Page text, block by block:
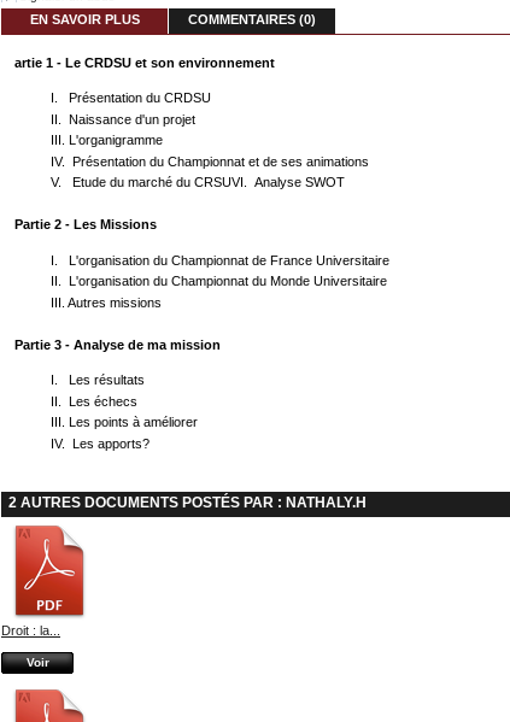
EN SAVOIR PLUS COMMENTAIRES (0)
artie 1 - Le CRDSU et son environnement
I. Présentation du CRDSU
II. Naissance d'un projet
III. L'organigramme
IV. Présentation du Championnat et de ses animations
V. Etude du marché du CRSUVI. Analyse SWOT
Partie 2 - Les Missions
I. L'organisation du Championnat de France Universitaire
II. L'organisation du Championnat du Monde Universitaire
III. Autres missions
Partie 3 - Analyse de ma mission
I. Les résultats
II. Les échecs
III. Les points à améliorer
IV. Les apports?
2 AUTRES DOCUMENTS POSTÉS PAR : NATHALY.H
Droit : la...
Voir